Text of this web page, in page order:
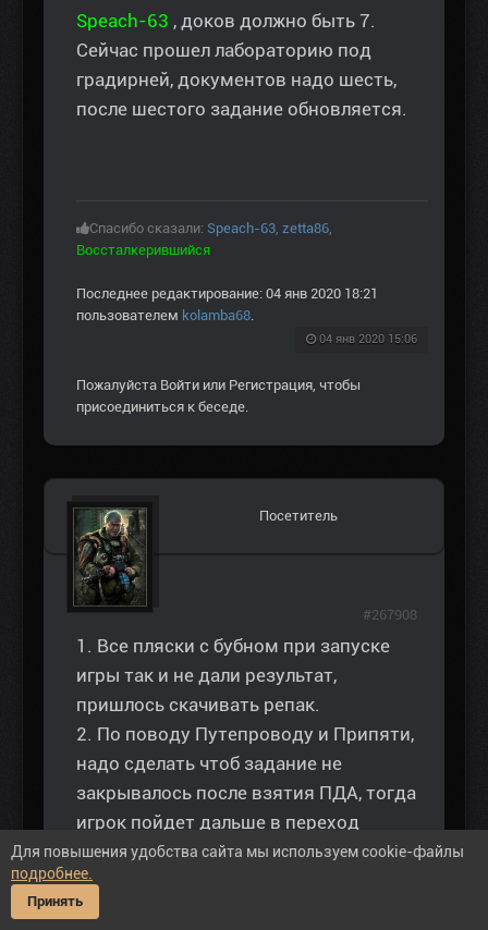
Speach-63 , доков должно быть 7.
Сейчас прошел лабораторию под
градирней, документов надо шесть,
после шестого задание обновляется.
Спасибо сказали: Speach-63, zetta86,
Воссталкерившийся
Последнее редактирование: 04 янв 2020 18:21
пользователем kolamba68.
04 янв 2020 15:06
Пожалуйста Войти или Регистрация, чтобы
присоединиться к беседе.
Посетитель
1. Все пляски с бубном при запуске
игры так и не дали результат,
пришлось скачивать репак.
2. По поводу Путепроводу и Припяти,
надо сделать чтоб задание не
закрывалось после взятия ПДА, тогда
игрок пойдет дальше в переход
Путепровод.
#267908
Для повышения удобства сайта мы используем cookie-файлы
подробнее.
Принять